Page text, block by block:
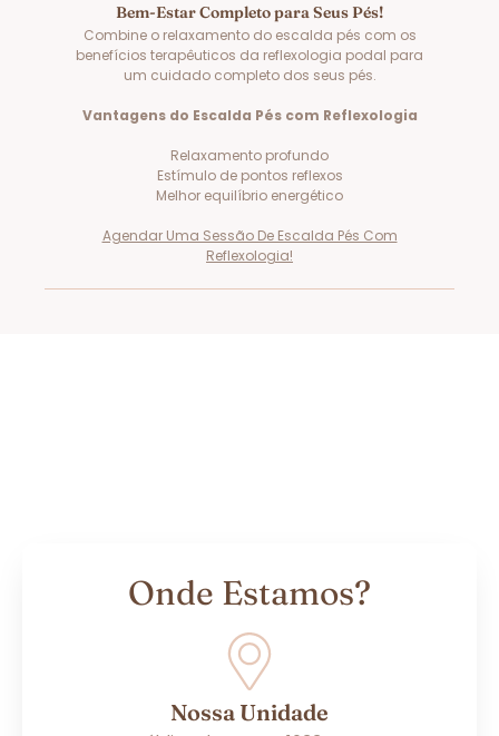
Bem-Estar Completo para Seus Pés!
Combine o relaxamento do escalda pés com os
benefícios terapêuticos da reflexologia podal para
um cuidado completo dos seus pés.
Vantagens do Escalda Pés com Reflexologia
Relaxamento profundo
Estímulo de pontos reflexos
Melhor equilíbrio energético
Agendar Uma Sessão De Escalda Pés Com
Reflexologia!
Onde Estamos?
Nossa Unidade